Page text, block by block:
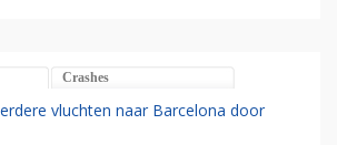
Crashes
vluchten naar Barcelona door